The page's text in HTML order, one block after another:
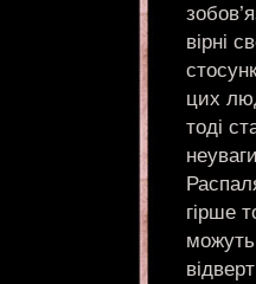
вірні
цих
тоді
гірше